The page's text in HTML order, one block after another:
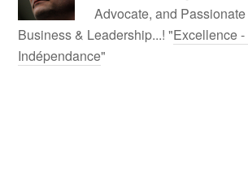
Advocate, and
Business & Leadership...! "Excellence
Indépendance"